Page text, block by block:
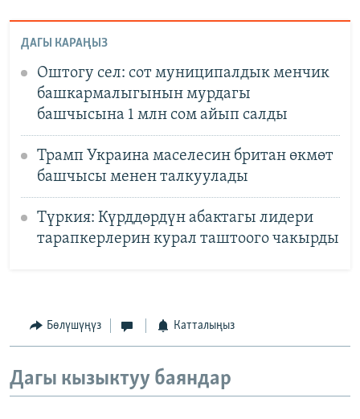
ДАГЫ КАРАҢЫЗ
Оштогу сел: сот муниципалдык менчик
башкармалыгынын мурдагы
башчысына 1 млн сом айып салды
Трамп Украина маселесин британ өкмөт
башчысы менен талкуулады
Түркия: Күрддөрдүн абактагы лидери
тарапкерлерин курал таштоого чакырды
Бөлүшүңүз Катталыңыз
Дагы кызыктуу баяндар